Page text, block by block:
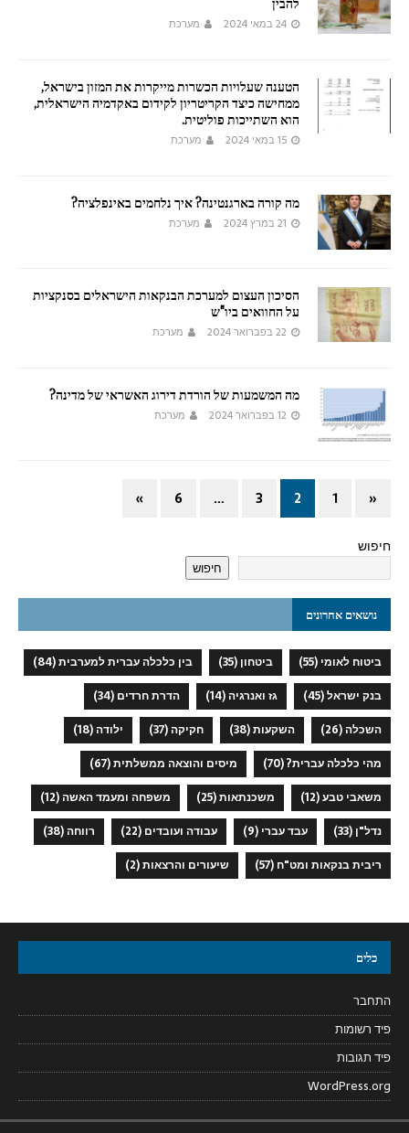
24 במאי 2024 מערכת
הטענה שעלויות הכשרות מייקרות את המזון בישראל,
ממחישה כיצד הקריטריון לקידום באקדמיה הישראלית,
הוא השתייכות פוליטית.
15 במאי 2024 מערכת
מה קורה בארגנטינה? איך נלחמים באינפלציה?
21 במרץ 2024 מערכת
הסיכון העצום למערכת הבנקאות הישראלים בסנקציות
על החוואים ביו"ש
22 בפברואר 2024 מערכת
מה המשמעות של הורדת דירוג האשראי של מדינה?
12 בפברואר 2024 מערכת
«
1
2
3
…
6
»
חיפוש
חיפוש
נושאים אחרונים
ביטוח לאומי (55) ביטחון (35) בין כלכלה עברית למערבית(84)
בנק ישראל(45) גז ואנרגיה(14) הדרת חרדים (34)
השכלה(26) השקעות(38) חקיקה(37) ילודה(18)
מהי כלכלה עברית?(70) מיסים והוצאה ממשלתית(67)
משאבי טבע(12) משכנתאות(25) משפחה ומעמד האשה(12)
נדל"ן (33) עבד עברי (9) עבודה ועובדים (22) רווחה(38)
ריבית בנקאות ומט"ח (57) שיעורים והרצאות(2)
כלים
התחבר
פיד רשומות
פיד תגובות
WordPress.org